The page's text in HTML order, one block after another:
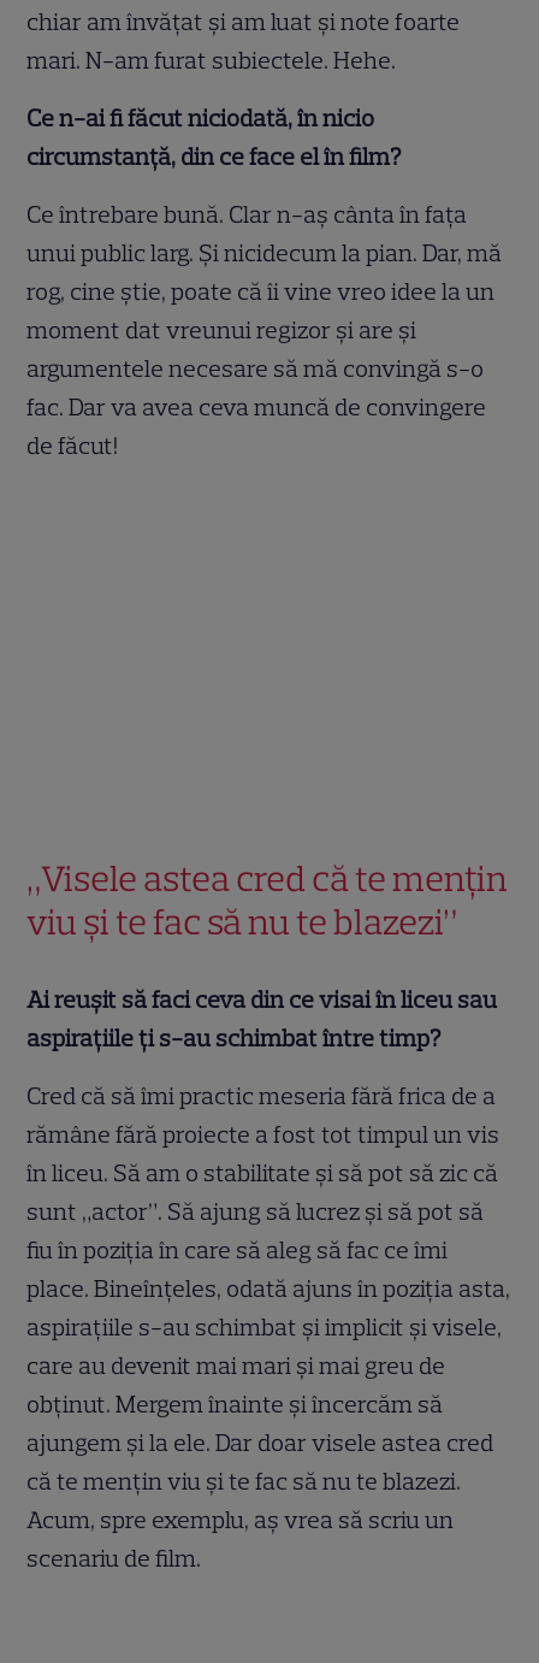
chiar am învățat și am luat și note foarte
mari. N-am furat subiectele. Hehe.
Ce n-ai fi făcut niciodată, în nicio
circumstanță, din ce face el în film?
Ce întrebare bună. Clar n-aș cânta în fața
unui public larg. Și nicidecum la pian. Dar, mă
rog, cine știe, poate că îi vine vreo idee la un
moment dat vreunui regizor și are și
argumentele necesare să mă convingă s-o
fac. Dar va avea ceva muncă de convingere
de făcut!
„Visele astea cred că te mențin
viu și te fac să nu te blazezi”
Ai reușit să faci ceva din ce visai în liceu sau
aspirațiile ți s-au schimbat între timp?
Cred că să îmi practic meseria fără frica de a
rămâne fără proiecte a fost tot timpul un vis
în liceu. Să am o stabilitate și să pot să zic că
sunt „actor”. Să ajung să lucrez și să pot să
fiu în poziția în care să aleg să fac ce îmi
place. Bineînțeles, odată ajuns în poziția asta,
aspirațiile s-au schimbat și implicit și visele,
care au devenit mai mari și mai greu de
obținut. Mergem înainte și încercăm să
ajungem și la ele. Dar doar visele astea cred
că te mențin viu și te fac să nu te blazezi.
Acum, spre exemplu, aș vrea să scriu un
scenariu de film.